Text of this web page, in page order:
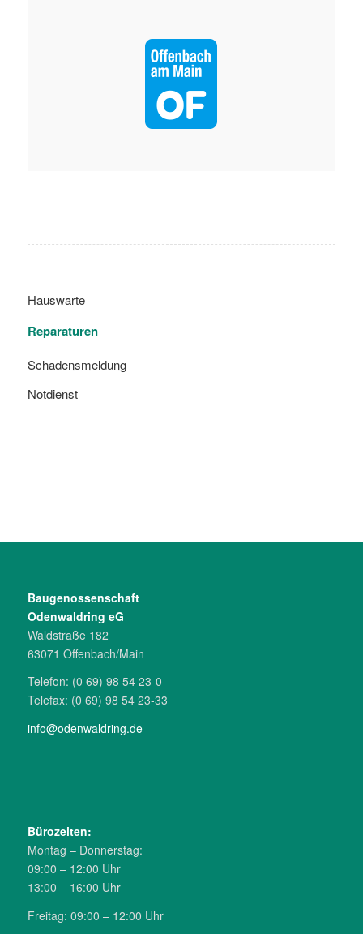
Hauswarte
Reparaturen
Schadensmeldung
Notdienst
Bau­genossen­schaft
Odenwaldring eG
Waldstraße 182
63071 Offenbach/­Main
Telefon: (0 69) 98 54 23-0
Telefax: (0 69) 98 54 23-33
info@odenwal­dring.de
Büro­zeiten:
Montag – Donnerstag:
09:00 – 12:00 Uhr
13:00 – 16:00 Uhr
Freitag: 09:00 – 12:00 Uhr